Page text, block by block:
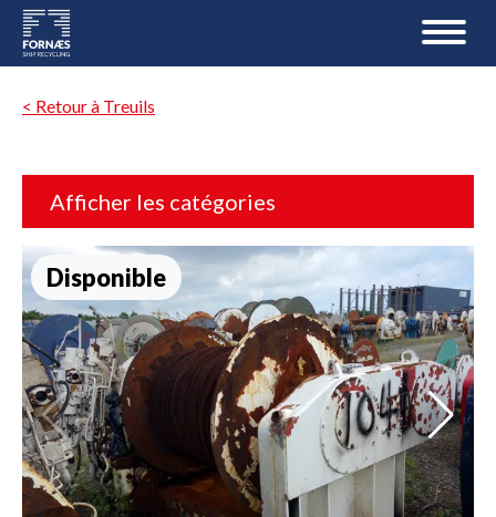
< Retour à Treuils
Afficher les catégories
Disponible